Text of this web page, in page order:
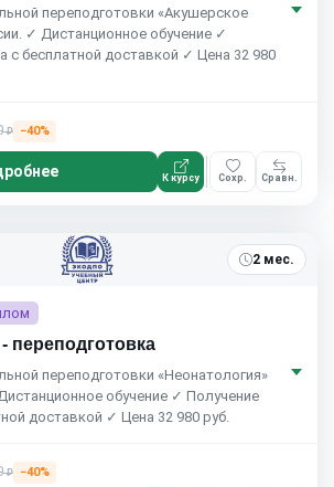
переподготовки «Акушерское
✓ Дистанционное обучение ✓
с бесплатной доставкой ✓ Цена 32 980
₽ −40%
К курсу Сохр. Сравн.
2 мес.
переподготовка
переподготовки «Неонатология»
обучение ✓ Получение
доставкой ✓ Цена 32 980 руб.
₽ −40%